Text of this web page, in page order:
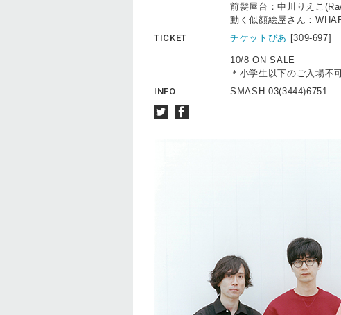
前髪屋台：中川りえこ
動く似顔絵屋さん：
TICKET
チケットぴあ [309-697]
10/8 ON SALE
＊小学生以下のご入場不
INFO
SMASH 03(3444)6751